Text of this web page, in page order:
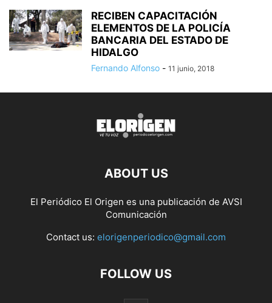
RECIBEN CAPACITACIÓN
ELEMENTOS DE LA POLICÍA
BANCARIA DEL ESTADO DE
HIDALGO
Fernando Alfonso - 11 junio, 2018
ABOUT US
El Periódico El Origen es una publicación de AVSI
Comunicación
Contact us: elorigenperiodico@gmail.com
FOLLOW US